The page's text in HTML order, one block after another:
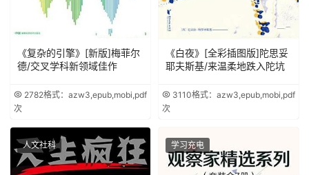
《复杂的引擎》[新版]梅菲尔
德/交叉学科新领域佳作
2782
次
格式：azw3,epub,mobi,pdf
《白夜》[全彩插图版]陀思妥
耶夫斯基/来温柔地跌入陀坑
3110
次
格式：azw3,epub,mobi,pdf
人文社科 学习充电